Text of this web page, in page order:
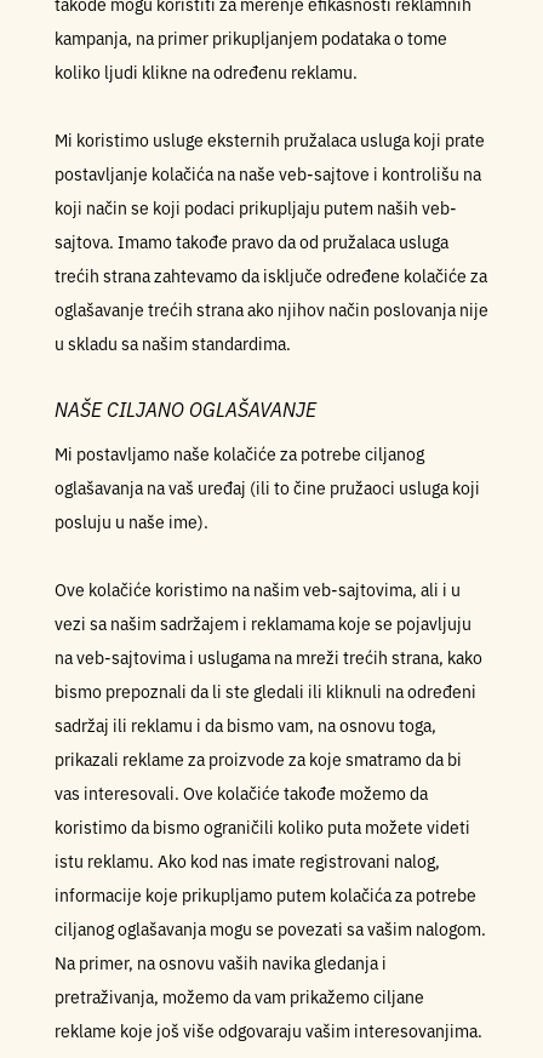
kampanja, na primer prikupljanjem podataka o tome
koliko ljudi klikne na određenu reklamu.
Mi koristimo usluge eksternih pružalaca usluga koji prate
postavljanje kolačića na naše veb-sajtove i kontrolišu na
koji način se koji podaci prikupljaju putem naših veb-
sajtova. Imamo takođe pravo da od pružalaca usluga
trećih strana zahtevamo da isključe određene kolačiće za
oglašavanje trećih strana ako njihov način poslovanja nije
u skladu sa našim standardima.
NAŠE CILJANO OGLAŠAVANJE
Mi postavljamo naše kolačiće za potrebe ciljanog
oglašavanja na vaš uređaj (ili to čine pružaoci usluga koji
posluju u naše ime).
Ove kolačiće koristimo na našim veb-sajtovima, ali i u
vezi sa našim sadržajem i reklamama koje se pojavljuju
na veb-sajtovima i uslugama na mreži trećih strana, kako
bismo prepoznali da li ste gledali ili kliknuli na određeni
sadržaj ili reklamu i da bismo vam, na osnovu toga,
prikazali reklame za proizvode za koje smatramo da bi
vas interesovali. Ove kolačiće takođe možemo da
koristimo da bismo ograničili koliko puta možete videti
istu reklamu. Ako kod nas imate registrovani nalog,
informacije koje prikupljamo putem kolačića za potrebe
ciljanog oglašavanja mogu se povezati sa vašim nalogom.
Na primer, na osnovu vaših navika gledanja i
pretraživanja, možemo da vam prikažemo ciljane
reklame koje još više odgovaraju vašim interesovanjima.